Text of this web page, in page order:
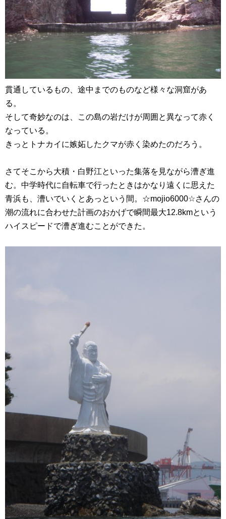
貫通しているもの、途中までのものなど様々な洞窟があ
る。
そして奇妙なのは、この島の岩だけが周囲と異なって赤く
なっている。
きっとトナカイに嫉妬したクマが赤く染めたのだろう。
さてそこから大積・白野江といった集落を見ながら漕ぎ進
む。中学時代に自転車で行ったときはかなり遠くに思えた
青浜も、漕いでいくとあっという間。☆mojio6000☆さんの
潮の流れに合わせた計画のおかげで瞬間最大12.8kmという
ハイスピードで漕ぎ進むことができた。